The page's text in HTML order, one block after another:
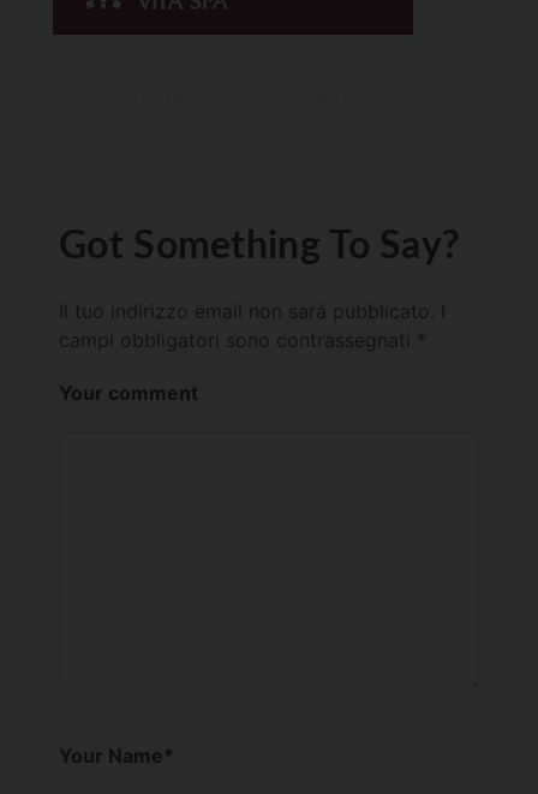
Got Something To Say?
Il tuo indirizzo email non sarà pubblicato.
campi obbligatori sono contrassegnati *
Your comment
Your Name*